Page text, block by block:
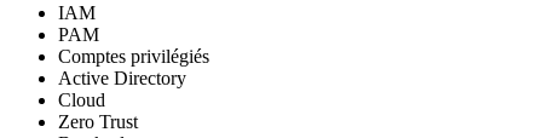
IAM
PAM
Comptes privilégiés
Active Directory
Cloud
Zero Trust